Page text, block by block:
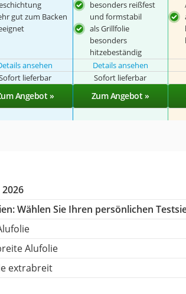
gut zum Backen
besonders reißfest
und formstabil
als Grillfolie
besonders
hitzebeständig
ansehen Details ansehen
lieferbar Sofort lieferbar
Angebot » Zum Angebot »
Wählen Sie Ihren persönlichen
Alufolie
extrabreit